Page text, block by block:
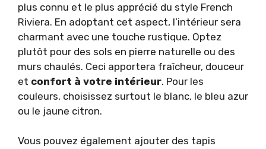
plus connu et le plus apprécié du style French
Riviera. En adoptant cet aspect, l’intérieur sera
charmant avec une touche rustique. Optez
plutôt pour des sols en pierre naturelle ou des
murs chaulés. Ceci apportera fraîcheur, douceur
et confort à votre intérieur. Pour les
couleurs, choisissez surtout le blanc, le bleu azur
ou le jaune citron.
Vous pouvez également ajouter des tapis